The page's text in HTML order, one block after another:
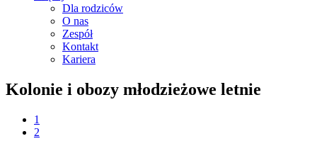
Dla rodziców
O nas
Zespół
Kontakt
Kariera
Kolonie i obozy młodzieżowe letnie
1
2